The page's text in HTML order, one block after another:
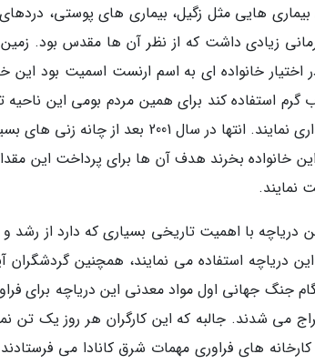
بیماری هایی مثل زگیل، بیماری های پوستی،
زیادی داشت که از نظر آن ها مقدس بود. زمین
اختیار خانواده ای به اسم ارنست اسمیت بود این
استفاده کند برای همین مردم بومی این ناحیه
بری حفاظت از دریاجه آن را از خانواده اسمیت خریداری نمایند. انتها
را به قیمت 720 هزار دلار از این خانواده بخرند هدف آن ها برای پرداخت
نمایند.
با اهمیت تاریخی بسیاری که دارد از رشد
دریاچه استفاده می نمایند، همچنین گردشگران
جنگ جهانی اول مواد معدنی این دریاچه برای
می شدند. جالبه که این کارگران هر روز یک تن
های فراوری مهمات شرق کانادا می